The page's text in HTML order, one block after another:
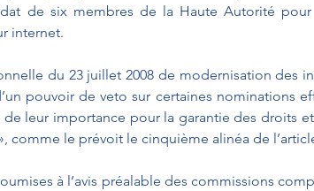
de six membres de la Haute Autorité
internet.
du 23 juillet 2008 de modernisation des
pouvoir de veto sur certaines nominations
de leur importance pour la garantie des droits
comme le prévoit le cinquième alinéa de
à l’avis préalable des commissions